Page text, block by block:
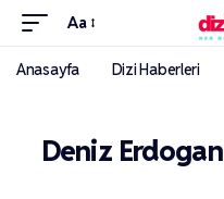
Aa
Anasayfa Dizi Haberleri
Deniz Erdogan